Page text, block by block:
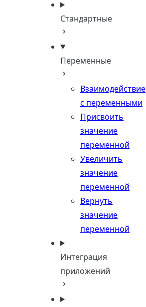
Стандартные
Переменные
Взаимодействие
с переменными
Присвоить
значение
переменной
Увеличить
значение
переменной
Вернуть
значение
переменной
Интеграция
приложений